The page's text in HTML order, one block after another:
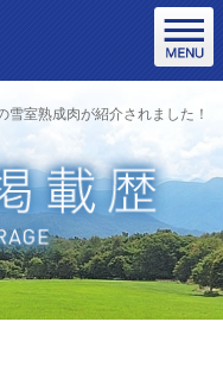
雪室熟成肉が紹介されました！